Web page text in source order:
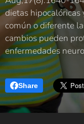
dietas
común o diferente
cambios pueden
enfermedades
Share